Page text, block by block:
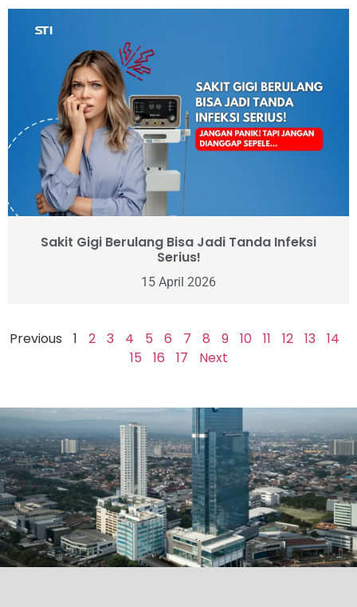
Sakit Gigi Berulang Bisa Jadi Tanda Infeksi
Serius!
15 April 2026
Previous 1 2 3 4 5 6 7 8 9 10 11 12 13
14
15
16 17 Next